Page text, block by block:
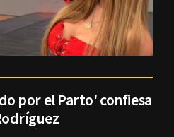
por el Parto' confiesa